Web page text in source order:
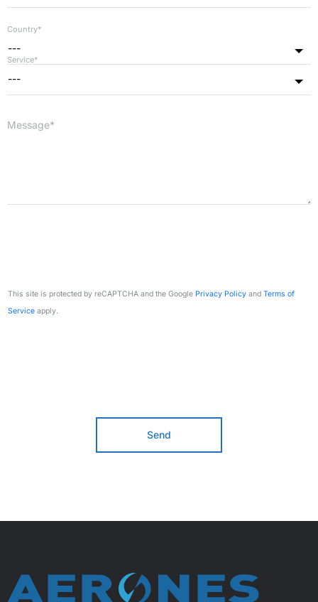
---
Country*
---
Service*
Message*
This site is protected by reCAPTCHA and the Google Privacy Policy and Terms of
Service apply.
Send